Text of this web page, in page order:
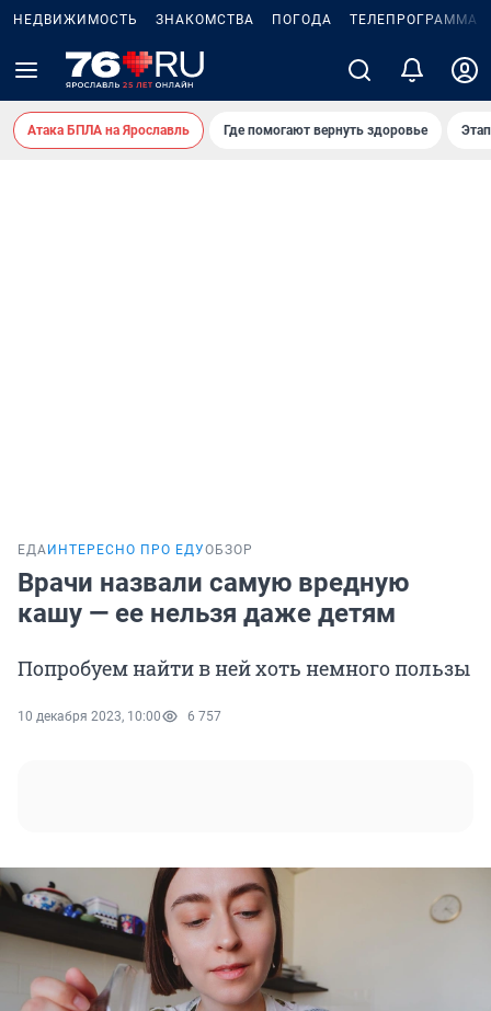
НЕДВИЖИМОСТЬ ЗНАКОМСТВА ПОГОДА ТЕЛЕПРОГРАММА
Атака БПЛА на Ярославль Где помогают вернуть здоровье
ЕДА ИНТЕРЕСНО ПРО ЕДУОБЗОР
Врачи назвали самую вредную
кашу — ее нельзя даже детям
Попробуем найти в ней хоть немного пользы
10 декабря 2023, 10:00 6 757